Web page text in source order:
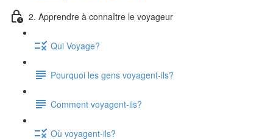
2. Apprendre à connaître le voyageur
Qui Voyage?
Pourquoi les gens voyagent-ils?
Comment voyagent-ils?
Où voyagent-ils?